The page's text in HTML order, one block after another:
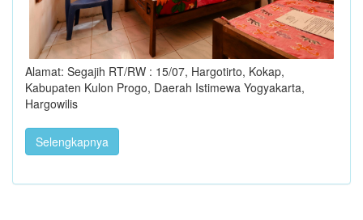
Alamat: Segajih RT/RW : 15/07, Hargotirto, Kokap,
Kabupaten Kulon Progo, Daerah Istimewa Yogyakarta,
Hargowilis
Selengkapnya